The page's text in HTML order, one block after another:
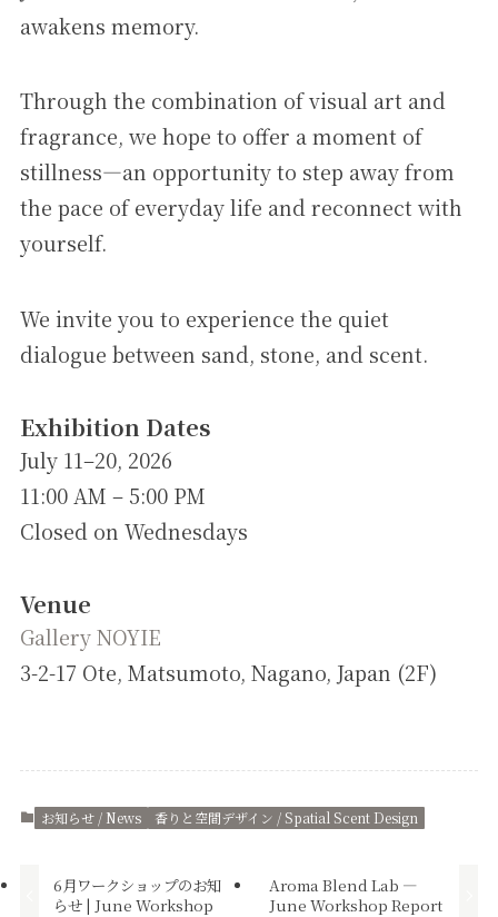
awakens memory.
Through the combination of visual art and
fragrance, we hope to offer a moment of
stillness—an opportunity to step away from
the pace of everyday life and reconnect with
yourself.
We invite you to experience the quiet
dialogue between sand, stone, and scent.
Exhibition Dates
July 11–20, 2026
11:00 AM – 5:00 PM
Closed on Wednesdays
Venue
Gallery NOYIE
3-2-17 Ote, Matsumoto, Nagano, Japan (2F)
お知らせ / News 香りと空間デザイン / Spatial Scent Design
6月ワークショップのお知
らせ | June Workshop
Aroma Blend Lab —
June Workshop Report